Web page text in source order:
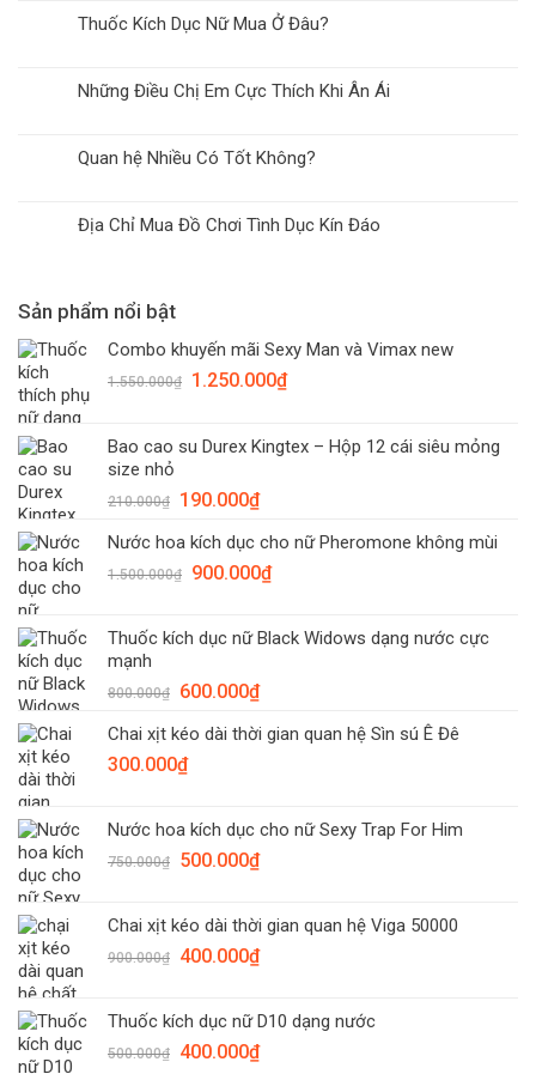
Thuốc Kích Dục Nữ Mua Ở Đâu?
Những Điều Chị Em Cực Thích Khi Ân Ái
Quan hệ Nhiều Có Tốt Không?
Địa Chỉ Mua Đồ Chơi Tình Dục Kín Đáo
Sản phẩm nổi bật
Combo khuyến mãi Sexy Man và Vimax new
1.550.000₫
Giá
1.550.000₫.
1.250.000₫Giá
là:
Bao cao su Durex Kingtex – Hộp 12 cái siêu mỏng
size nhỏ
210.000₫
Giá
là:
210.000₫.
190.000₫Giá
tại
là:
Nước hoa kích dục cho nữ Pheromone không mùi
1.500.000₫
Giá
1.500.000₫.
900.000₫Giá
là:
Thuốc kích dục nữ Black Widows dạng nước cực
mạnh
800.000₫
Giá
là:
800.000₫.
600.000₫Giá
tại
Chai xịt kéo dài thời gian quan hệ Sìn sú Ê Đê
300.000₫
Nước hoa kích dục cho nữ Sexy Trap For Him
750.000₫
Giá
750.000₫.
500.000₫Giá
là:
500.000₫.
Chai xịt kéo dài thời gian quan hệ Viga 50000
900.000₫
Giá
900.000₫.
400.000₫Giá
là:
400.000₫.
Thuốc kích dục nữ D10 dạng nước
500.000₫
Giá
400.000₫Giá